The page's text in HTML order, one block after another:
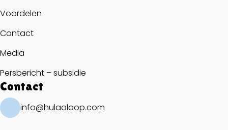
Voordelen
Contact
Media
Persbericht – subsidie
Contact
info@hulaaloop.com